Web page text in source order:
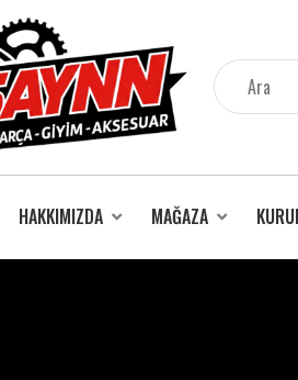
HAKKIMIZDA MAĞAZA